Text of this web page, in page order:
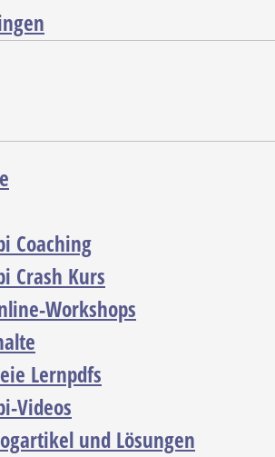
Coaching
Crash Kurs
Workshops
Lernpdfs
Videos
und Lösungen